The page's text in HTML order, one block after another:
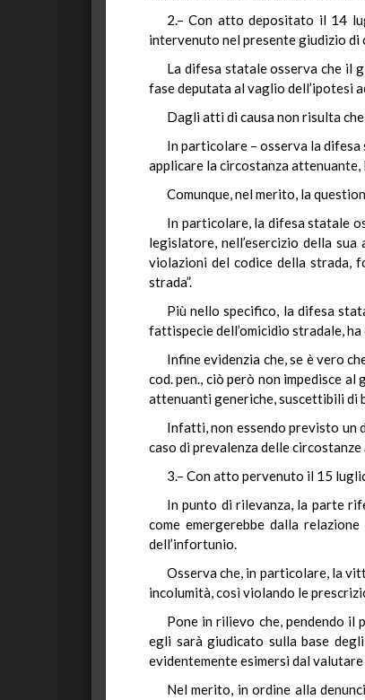
2.– Con atto depositato il 14
intervenuto nel presente giudizio di
La difesa statale osserva che il
fase deputata al vaglio dell’ipotesi
Dagli atti di causa non risulta
In particolare – osserva la difesa
applicare la circostanza attenuante,
Comunque, nel merito, la
In particolare, la difesa statale
legislatore, nell’esercizio della
violazioni del codice della strada,
strada”.
Più nello specifico, la difesa
fattispecie dell’omicidio stradale,
Infine evidenzia che, se è vero
cod. pen., ciò però non impedisce
attenuanti generiche, suscettibili di
Infatti, non essendo previsto un
caso di prevalenza delle
3.– Con atto pervenuto il 15
In punto di rilevanza, la parte
come emergerebbe dalla
dell’infortunio.
Osserva che, in particolare, la
incolumità, così violando le
Pone in rilievo che, pendendo il
egli sarà giudicato sulla base
evidentemente esimersi dal
Nel merito, in ordine alla